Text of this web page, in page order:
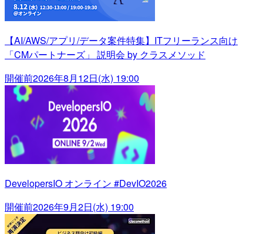
【AI/AWS/アプリ/データ案件特集】ITフリーランス向け
「CMパートナーズ」 説明会 by クラスメソッド
開催前2026年8月12日(水) 19:00
DevelopersIO オンライン #DevIO2026
開催前2026年9月2日(水) 19:00